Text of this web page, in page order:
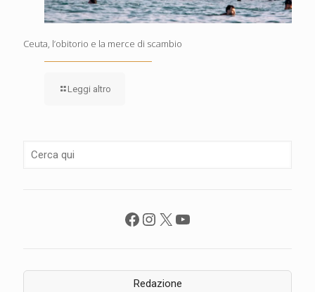
Ceuta, l’obitorio e la merce di scambio
Leggi altro
Facebook
Instagram
X YouTube
Redazione